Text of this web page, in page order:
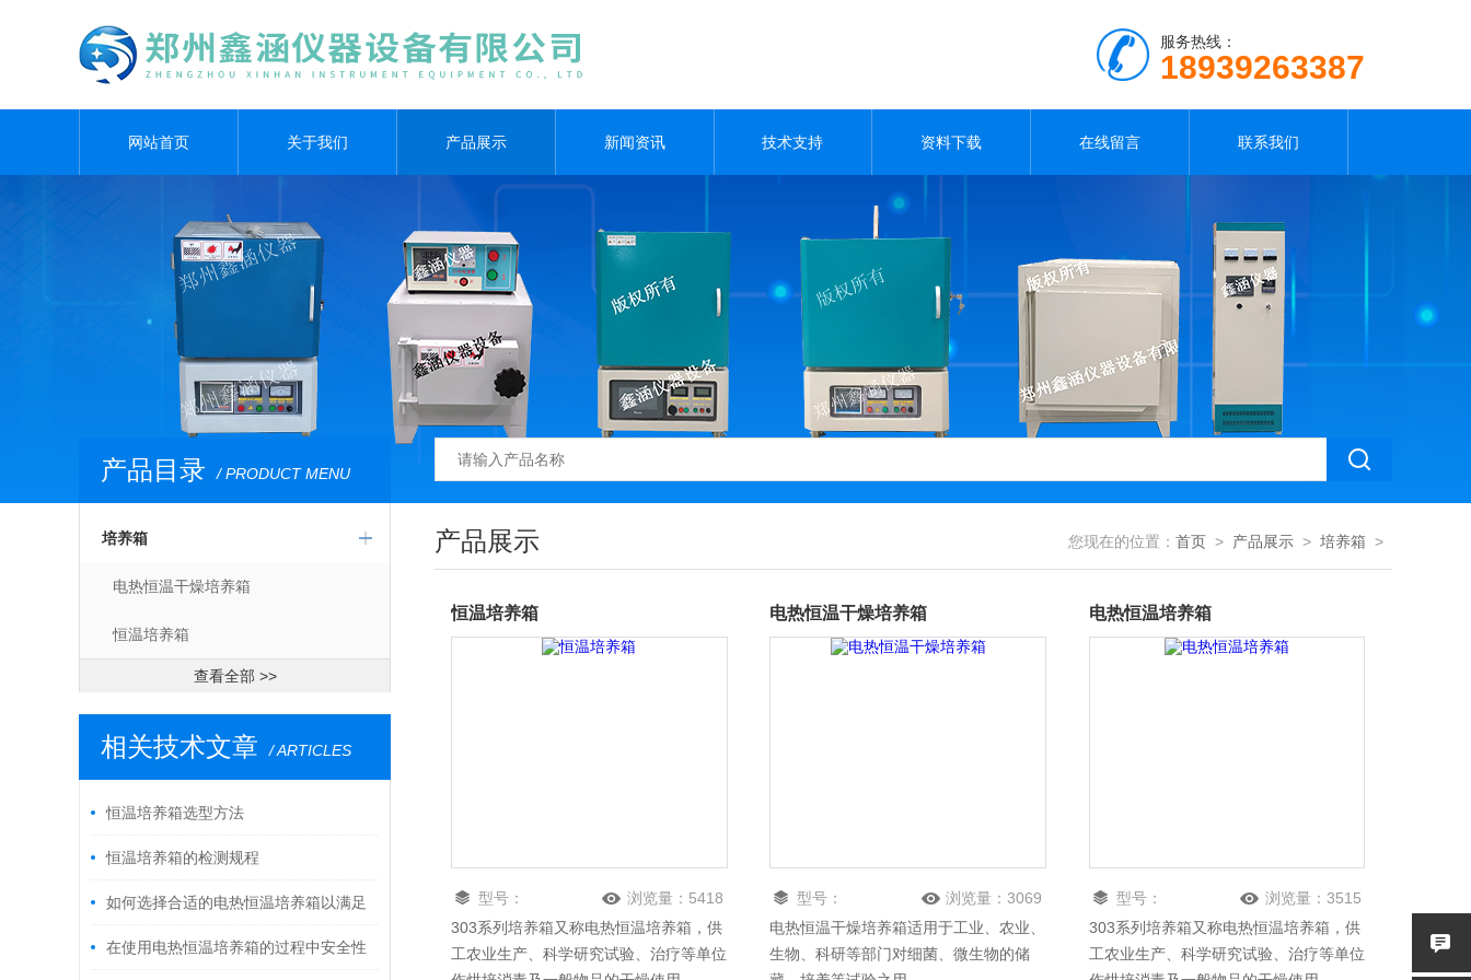
服务热线：
18939263387
网站首页 关于我们 产品展示 新闻资讯 技术支持 资料下载 在线留言 联系我们
产品目录 / PRODUCT MENU
培养箱
电热恒温干燥培养箱
恒温培养箱
查看全部 >>
相关技术文章 / ARTICLES
恒温培养箱选型方法
恒温培养箱的检测规程
如何选择合适的电热恒温培养箱以满足
实验需求
在使用电热恒温培养箱的过程中安全性
产品展示 您现在的位置： 首页 > 产品展示 > 培养箱 >
恒温培养箱
型号： 浏览量： 5418
303系列培养箱又称电热恒温培养箱，供
工农业生产、科学研究试验、治疗等单位
电热恒温干燥培养箱
型号： 浏览量：3069
电热恒温干燥培养箱适用于工业、农业、
生物、科研等部门对细菌、微生物的储
电热恒温培养箱
型号： 浏览量： 3515
303系列培养箱又称电热恒温培养箱，供
工农业生产、科学研究试验、治疗等单位